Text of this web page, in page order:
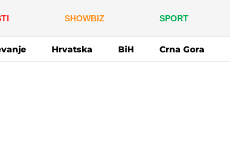
SHOWBIZ SPORT
Hrvatska BiH Crna Gora